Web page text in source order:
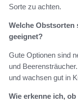
Sorte zu achten.
Welche Obstsorten
geeignet?
Gute Optionen sind
und
und wachsen gut in
Wie erkenne ich,